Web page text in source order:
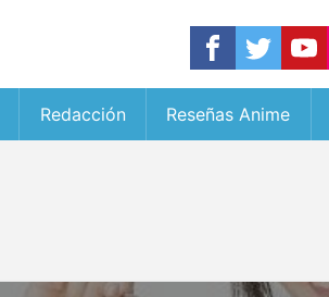
Redacción Reseñas Anime